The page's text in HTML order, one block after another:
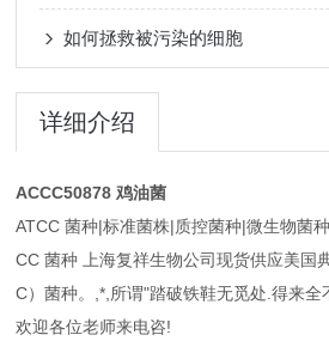
如何拯救被污染的细胞
详细介绍
ACCC50878 鸡油菌
ATCC 菌种|标准菌株|质控菌种|微生物菌
CC 菌种 上海复祥生物公司现货供应美国
C）菌种。,*,所谓"踏破铁鞋无觅处.得来全
欢迎各位老师来电咨!